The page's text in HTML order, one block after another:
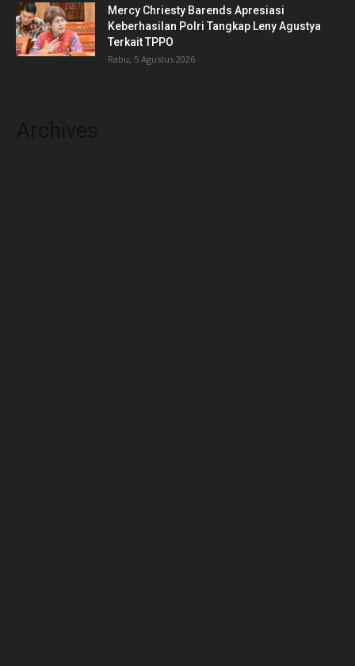
Mercy Chriesty Barends Apresiasi
Keberhasilan Polri Tangkap Leny Agustya
Terkait TPPO
Rabu, 5 Agustus 2026